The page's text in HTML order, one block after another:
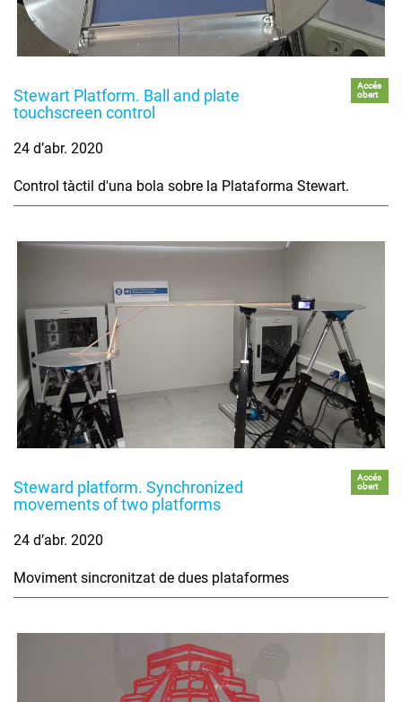
Stewart Platform. Ball and plate
touchscreen control
Accés
obert
24 d’abr. 2020
Control tàctil d'una bola sobre la Plataforma Stewart.
Steward platform. Synchronized
movements of two platforms
Accés
obert
24 d’abr. 2020
Moviment sincronitzat de dues plataformes